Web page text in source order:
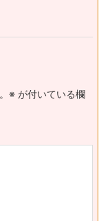
※ が付いている欄